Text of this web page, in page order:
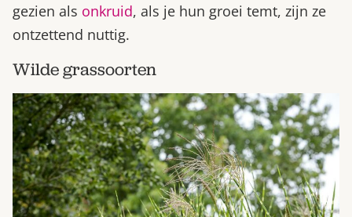
gezien als onkruid, als je hun groei temt, zijn ze
ontzettend nuttig.
Wilde grassoorten